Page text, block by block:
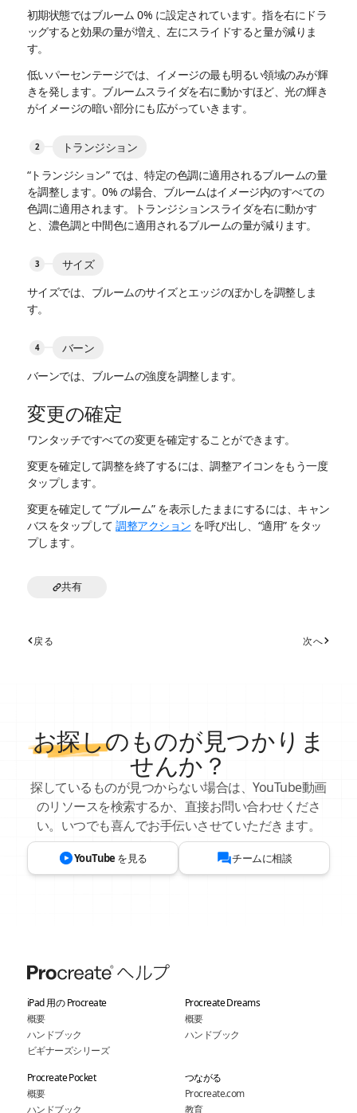
初期状態ではブルーム 0% に設定されています。指を右にドラ
ッグすると効果の量が増え、左にスライドすると量が減りま
す。
低いパーセンテージでは、イメージの最も明るい領域のみが輝
きを発します。ブルームスライダを右に動かすほど、光の輝き
がイメージの暗い部分にも広がっていきます。
トランジション
“トランジション” では、特定の色調に適用されるブルームの量
を調整します。0% の場合、ブルームはイメージ内のすべての
色調に適用されます。トランジションスライダを右に動かす
と、濃色調と中間色に適用されるブルームの量が減ります。
サイズ
サイズでは、ブルームのサイズとエッジのぼかしを調整しま
す。
バーン
バーンでは、ブルームの強度を調整します。
変更の確定
ワンタッチですべての変更を確定することができます。
変更を確定して調整を終了するには、調整アイコンをもう一度
タップします。
変更を確定して “ブルーム” を表示したままにするには、キャン
バスをタップして調整アクション を呼び出し、“適用” をタッ
プします。
共有
戻る 次へ
お探しのものが見つかりま
せんか？
探しているものが見つからない場合は、YouTube動画
のリソースを検索するか、直接お問い合わせくださ
い。いつでも喜んでお手伝いさせていただきます。
YouTube を見る チームに相談
iPad 用の Procreate
概要
ハンドブック
ビギナーズシリーズ
Procreate Dreams
概要
ハンドブック
Procreate Pocket
概要
ハンドブック
つながる
Procreate.com
教育